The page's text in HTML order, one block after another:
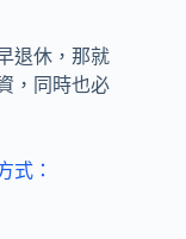
退休，那就
，同時也必
式：